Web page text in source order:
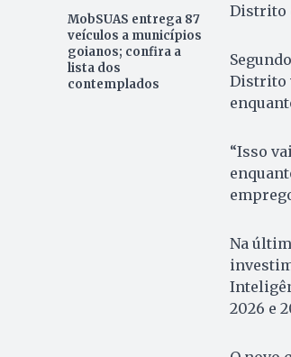
MobSUAS entrega 87
veículos a municípios
goianos; confira a
lista dos
contemplados
Distrito
Distrito
“Isso
Na
2026 e